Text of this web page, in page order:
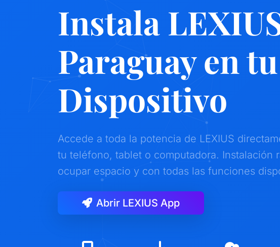
Instala
Paraguay en tu
Dispositivo
Accede a toda la potencia de LEXIUS
tu teléfono, tablet o computadora. Instalación
ocupar espacio y con todas las funciones
Abrir LEXIUS App